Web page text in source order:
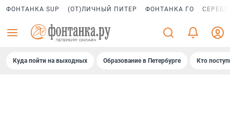
ФОНТАНКА SUP (ОТ)ЛИЧНЫЙ ПИТЕР ФОНТАНКА ГО
Куда пойти на выходных Образование в Петербурге Кто